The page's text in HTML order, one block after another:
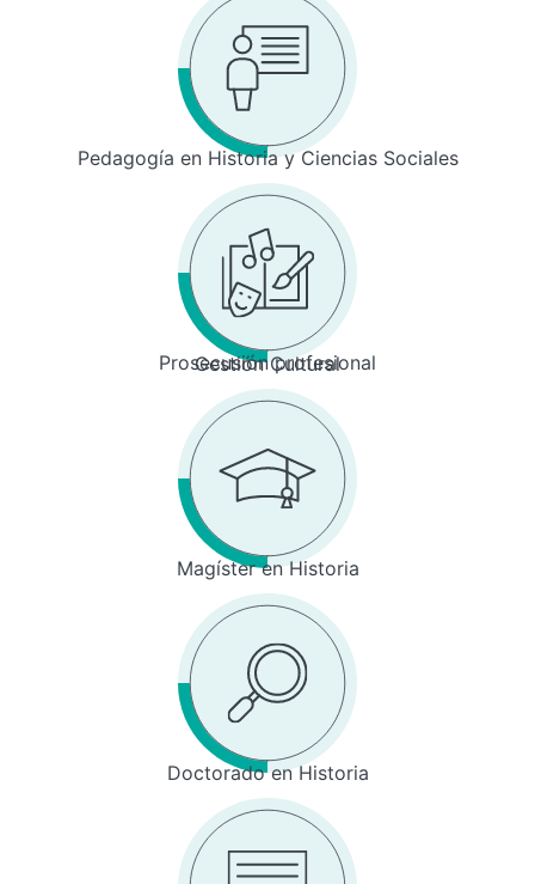
Pedagogía en Historia y Ciencias Sociales
Prosecusión profesional
Gestión Cultural
Magíster en Historia
Doctorado en Historia